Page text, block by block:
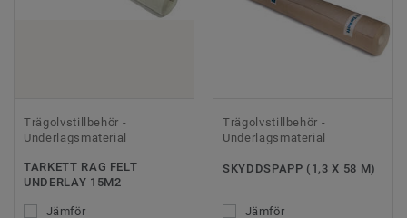
Trägolvstillbehör -
Underlagsmaterial
TARKETT RAG FELT
UNDERLAY 15M2
Jämför
Trägolvstillbehör -
Underlagsmaterial
SKYDDSPAPP (1,3 X 58 M)
Jämför